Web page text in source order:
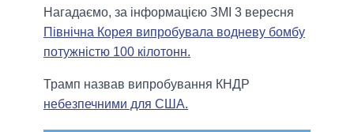
Нагадаємо, за інформацією ЗМІ 3 вересня
Північна Корея випробувала водневу бомбу
потужністю 100 кілотонн.
Трамп назвав випробування КНДР
небезпечними для США.